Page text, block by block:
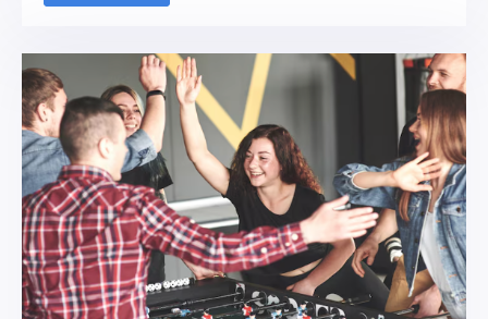
nutzen zunehmend soziale Netzwerke, um neue
Kandidaten in Kontakt zu treten. Diese
Entwicklung betrifft sowohl den B2C- als auch
den B2B-Bereich. Aber was macht das
Recruiting über Soziale Medien so erfolgreich
und worauf sollte geachtet werden?